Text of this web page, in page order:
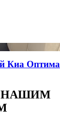
Киа Оптима
НАШИМ